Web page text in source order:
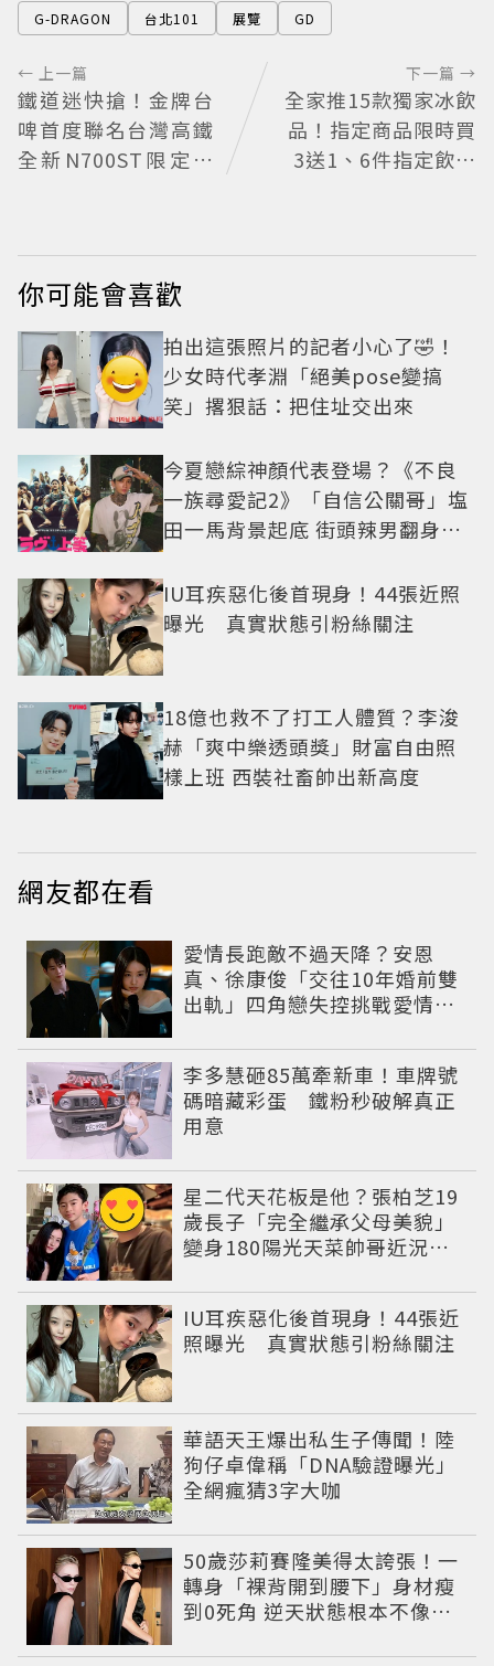
G-DRAGON 台北101 展覽 GD
← 上一篇
鐵道迷快搶！金牌台
啤首度聯名台灣高鐵
全新N700ST限定罐
下一篇 →
全家推15款獨家冰飲
品！指定商品限時買
3送1、6件指定飲料
你可能會喜歡
拍出這張照片的記者小心了🤣！
少女時代孝淵「絕美pose變搞
笑」撂狠話：把住址交出來
今夏戀綜神顏代表登場？《不良
一族尋愛記2》「自信公關哥」塩
田一馬背景起底 街頭辣男翻身當
IU耳疾惡化後首現身！44張近照
曝光 真實狀態引粉絲關注
18億也救不了打工人體質？李浚
赫「爽中樂透頭獎」財富自由照
樣上班 西裝社畜帥出新高度
網友都在看
愛情長跑敵不過天降？安恩
真、徐康俊「交往10年婚前雙
出軌」四角戀失控挑戰愛情底
李多慧砸85萬牽新車！車牌號
碼暗藏彩蛋 鐵粉秒破解真正
用意
星二代天花板是他？張柏芝19
歲長子「完全繼承父母美貌」
變身180陽光天菜帥哥近況曝
IU耳疾惡化後首現身！44張近
照曝光 真實狀態引粉絲關注
華語天王爆出私生子傳聞！陸
狗仔卓偉稱「DNA驗證曝光」
全網瘋猜3字大咖
50歲莎莉賽隆美得太誇張！一
轉身「裸背開到腰下」身材瘦
到0死角 逆天狀態根本不像年